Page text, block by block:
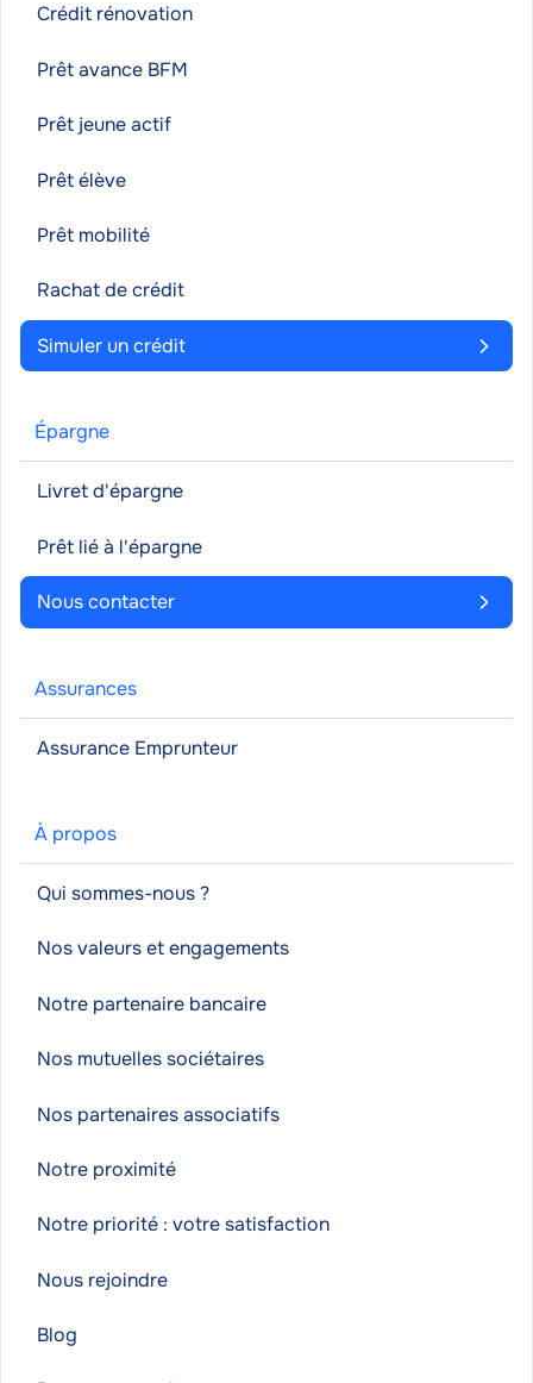
Crédit rénovation
Prêt avance BFM
Prêt jeune actif
Prêt élève
Prêt mobilité
Rachat de crédit
Simuler un crédit
Épargne
Livret d'épargne
Prêt lié à l'épargne
Nous contacter
Assurances
Assurance Emprunteur
À propos
Qui sommes-nous ?
Nos valeurs et engagements
Notre partenaire bancaire
Nos mutuelles sociétaires
Nos partenaires associatifs
Notre proximité
Notre priorité : votre satisfaction
Nous rejoindre
Blog